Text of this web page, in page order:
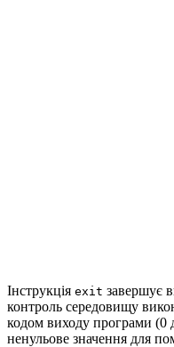
Інструкція exit завершує
контроль середовищу
кодом виходу програми (0
ненульове значення для